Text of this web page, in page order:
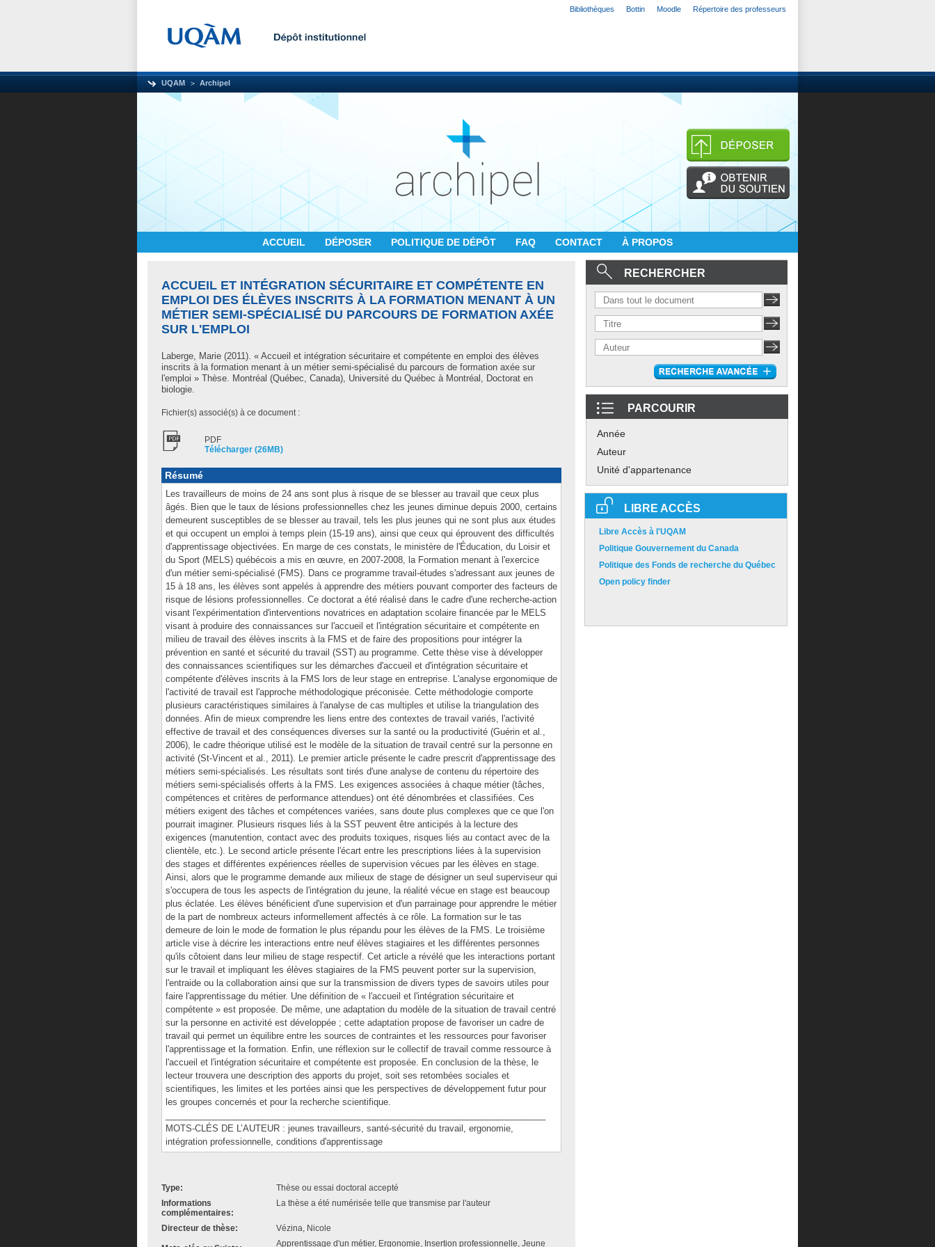
Bibliothèques Bottin Moodle Répertoire des professeurs
UQAM Archipel
ACCUEIL DÉPOSER POLITIQUE DE DÉPÔT FAQ CONTACT À PROPOS
ACCUEIL ET INTÉGRATION SÉCURITAIRE ET COMPÉTENTE EN
EMPLOI DES ÉLÈVES INSCRITS À LA FORMATION MENANT À UN
MÉTIER SEMI-SPÉCIALISÉ DU PARCOURS DE FORMATION AXÉE
SUR L'EMPLOI
Laberge, Marie (2011). « Accueil et intégration sécuritaire et compétente en emploi des élèves
inscrits à la formation menant à un métier semi-spécialisé du parcours de formation axée sur
l'emploi » Thèse. Montréal (Québec, Canada), Université du Québec à Montréal, Doctorat en
biologie.
Fichier(s) associé(s) à ce document :
PDF
Télécharger (26MB)
Résumé
Les travailleurs de moins de 24 ans sont plus à risque de se blesser au travail que ceux plus
âgés. Bien que le taux de lésions professionnelles chez les jeunes diminue depuis 2000, certains
demeurent susceptibles de se blesser au travail, tels les plus jeunes qui ne sont plus aux études
et qui occupent un emploi à temps plein (15-19 ans), ainsi que ceux qui éprouvent des difficultés
d'apprentissage objectivées. En marge de ces constats, le ministère de l'Éducation, du Loisir et
du Sport (MELS) québécois a mis en œuvre, en 2007-2008, la Formation menant à l'exercice
d'un métier semi-spécialisé (FMS). Dans ce programme travail-études s'adressant aux jeunes de
15 à 18 ans, les élèves sont appelés à apprendre des métiers pouvant comporter des facteurs de
risque de lésions professionnelles. Ce doctorat a été réalisé dans le cadre d'une recherche-action
visant l'expérimentation d'interventions novatrices en adaptation scolaire financée par le MELS
visant à produire des connaissances sur l'accueil et l'intégration sécuritaire et compétente en
milieu de travail des élèves inscrits à la FMS et de faire des propositions pour intégrer la
prévention en santé et sécurité du travail (SST) au programme. Cette thèse vise à développer
des connaissances scientifiques sur les démarches d'accueil et d'intégration sécuritaire et
compétente d'élèves inscrits à la FMS lors de leur stage en entreprise. L'analyse ergonomique de
l'activité de travail est l'approche méthodologique préconisée. Cette méthodologie comporte
plusieurs caractéristiques similaires à l'analyse de cas multiples et utilise la triangulation des
données. Afin de mieux comprendre les liens entre des contextes de travail variés, l'activité
effective de travail et des conséquences diverses sur la santé ou la productivité (Guérin et al.,
2006), le cadre théorique utilisé est le modèle de la situation de travail centré sur la personne en
activité (St-Vincent et al., 2011). Le premier article présente le cadre prescrit d'apprentissage des
métiers semi-spécialisés. Les résultats sont tirés d'une analyse de contenu du répertoire des
métiers semi-spécialisés offerts à la FMS. Les exigences associées à chaque métier (tâches,
compétences et critères de performance attendues) ont été dénombrées et classifiées. Ces
métiers exigent des tâches et compétences variées, sans doute plus complexes que ce que l'on
pourrait imaginer. Plusieurs risques liés à la SST peuvent être anticipés à la lecture des
exigences (manutention, contact avec des produits toxiques, risques liés au contact avec de la
clientèle, etc.). Le second article présente l'écart entre les prescriptions liées à la supervision
des stages et différentes expériences réelles de supervision vécues par les élèves en stage.
Ainsi, alors que le programme demande aux milieux de stage de désigner un seul superviseur qui
s'occupera de tous les aspects de l'intégration du jeune, la réalité vécue en stage est beaucoup
plus éclatée. Les élèves bénéficient d'une supervision et d'un parrainage pour apprendre le métier
de la part de nombreux acteurs informellement affectés à ce rôle. La formation sur le tas
demeure de loin le mode de formation le plus répandu pour les élèves de la FMS. Le troisième
article vise à décrire les interactions entre neuf élèves stagiaires et les différentes personnes
qu'ils côtoient dans leur milieu de stage respectif. Cet article a révélé que les interactions portant
sur le travail et impliquant les élèves stagiaires de la FMS peuvent porter sur la supervision,
l'entraide ou la collaboration ainsi que sur la transmission de divers types de savoirs utiles pour
faire l'apprentissage du métier. Une définition de « l'accueil et l'intégration sécuritaire et
compétente » est proposée. De même, une adaptation du modèle de la situation de travail centré
sur la personne en activité est développée ; cette adaptation propose de favoriser un cadre de
travail qui permet un équilibre entre les sources de contraintes et les ressources pour favoriser
l'apprentissage et la formation. Enfin, une réflexion sur le collectif de travail comme ressource à
l'accueil et l'intégration sécuritaire et compétente est proposée. En conclusion de la thèse, le
lecteur trouvera une description des apports du projet, soit ses retombées sociales et
scientifiques, les limites et les portées ainsi que les perspectives de développement futur pour
les groupes concernés et pour la recherche scientifique.
MOTS-CLÉS DE L’AUTEUR : jeunes travailleurs, santé-sécurité du travail, ergonomie,
intégration professionnelle, conditions d'apprentissage
Type:
Thèse ou essai doctoral accepté
Informations
complémentaires:
La thèse a été numérisée telle que transmise par l'auteur
Directeur de thèse: Vézina, Nicole
Apprentissage d'un métier, Ergonomie, Insertion professionnelle, Jeune
RECHERCHER
PARCOURIR
Année
Auteur
Unité d'appartenance
LIBRE ACCÈS
Libre Accès à l'UQAM
Politique Gouvernement du Canada
Politique des Fonds de recherche du Québec
Open policy finder